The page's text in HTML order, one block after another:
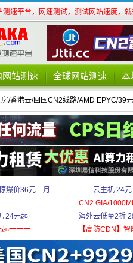
测速平台，网速测试，测试网站速度，
网站测速 全球网站测速 本
房/香港云/回国CN2线路/AMD EPYC/39
爆价36元一月
24元起
一一一
一一云主机 24
CN2 GIA/
海外云低至2折
【高防CDN】